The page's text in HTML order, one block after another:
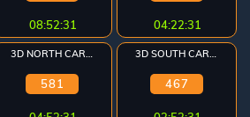
08:52:31 04:22:31
581 467